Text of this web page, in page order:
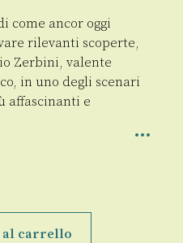
come ancor oggi
rilevanti scoperte,
Zerbini, valente
in uno degli scenari
affascinanti e
al carrello